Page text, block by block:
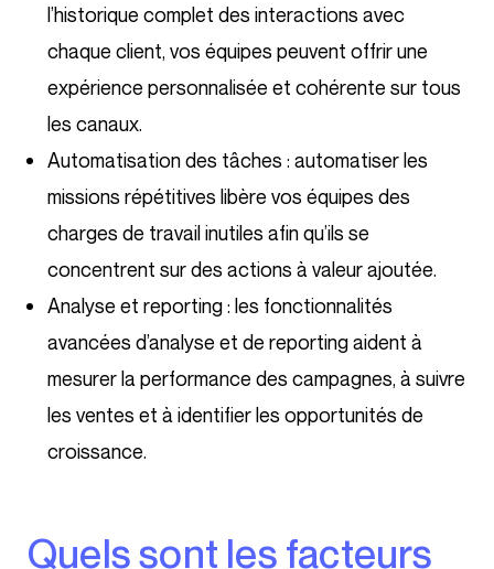
l’historique complet des interactions avec
chaque client, vos équipes peuvent offrir une
expérience personnalisée et cohérente sur tous
les canaux.
Automatisation des tâches : automatiser les
missions répétitives libère vos équipes des
charges de travail inutiles afin qu’ils se
concentrent sur des actions à valeur ajoutée.
Analyse et reporting : les fonctionnalités
avancées d’analyse et de reporting aident à
mesurer la performance des campagnes, à suivre
les ventes et à identifier les opportunités de
croissance.
Quels sont les facteurs